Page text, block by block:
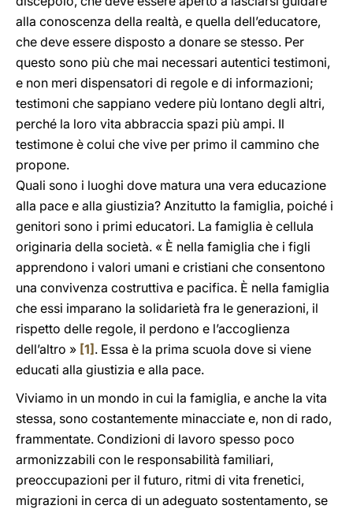
alla conoscenza della realtà, e quella dell’educatore,
che deve essere disposto a donare se stesso. Per
questo sono più che mai necessari autentici testimoni,
e non meri dispensatori di regole e di informazioni;
testimoni che sappiano vedere più lontano degli altri,
perché la loro vita abbraccia spazi più ampi. Il
testimone è colui che vive per primo il cammino che
propone.
Quali sono i luoghi dove matura una vera educazione
alla pace e alla giustizia? Anzitutto la famiglia, poiché i
genitori sono i primi educatori. La famiglia è cellula
originaria della società. « È nella famiglia che i figli
apprendono i valori umani e cristiani che consentono
una convivenza costruttiva e pacifica. È nella famiglia
che essi imparano la solidarietà fra le generazioni, il
rispetto delle regole, il perdono e l’accoglienza
dell’altro » [1] . Essa è la prima scuola dove si viene
educati alla giustizia e alla pace.
Viviamo in un mondo in cui la famiglia, e anche la vita
stessa, sono costantemente minacciate e, non di rado,
frammentate. Condizioni di lavoro spesso poco
armonizzabili con le responsabilità familiari,
preoccupazioni per il futuro, ritmi di vita frenetici,
migrazioni in cerca di un adeguato sostentamento, se